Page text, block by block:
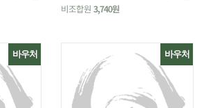
비조합원 3,740원
바우처
바우처